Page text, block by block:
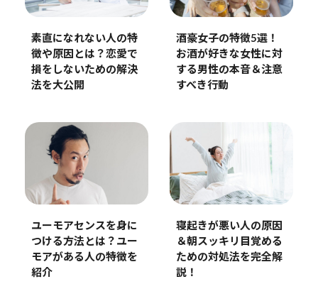
素直になれない人の特
徴や原因とは？恋愛で
損をしないための解決
法を大公開
酒豪女子の特徴5選！
お酒が好きな女性に対
する男性の本音＆注意
すべき行動
ユーモアセンスを身に
つける方法とは？ユー
モアがある人の特徴を
紹介
寝起きが悪い人の原因
＆朝スッキリ目覚める
ための対処法を完全解
説！